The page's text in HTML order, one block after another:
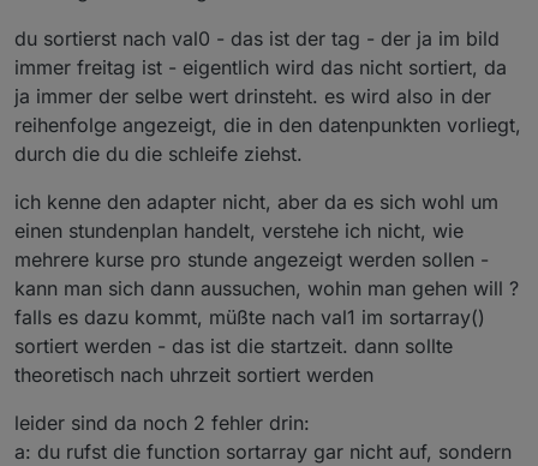
const htmlZentriert='< center> '
const htmlStart=    "<!DOCTYPE html><html lang
                   "
<style> * {  margin: 0;}
" p {padding-top: 10px;
// " div { margin: 0 auto;
" td {
" table { width: "+weite+";
"td:nth-child(1) {width:
                   "
</style></head> <body
//const htmlUeber=    "<p style =\" color:"+
const htmlTabStyle= "<table bordercolor= \""+
                      ";
font-family:"+
const htmlTabUeber1="<tr height=\ ""+
const htmlTabUeber3="</ tr>";
//NICHTS ÄNDERN - abhängig von den oben
//-----------------------------------
//hier werden die styles für die tabelle
let   htmlUberschrift=false;
let   htmlSignature=true;
const htmlFeldUeber='Stundenplan';
const htmlFarbUber="white";
const htmlSchriftWeite="normal";
const htmlÜberFontGroesse="18px";
//MEHRERE TABELLEN NEBENEINANDER
let   mehrfachTabelle=1;
const farbetrennungsLinie="white";
const htmlFarbZweiteTabelle="white";
du sortierst nach val0 - das ist der tag - der ja im bild
immer freitag ist - eigentlich wird das nicht sortiert, da
ja immer der selbe wert drinsteht. es wird also in der
reihenfolge angezeigt, die in den datenpunkten vorliegt,
durch die du die schleife ziehst.
ich kenne den adapter nicht, aber da es sich wohl um
einen stundenplan handelt, verstehe ich nicht, wie
mehrere kurse pro stunde angezeigt werden sollen -
kann man sich dann aussuchen, wohin man gehen will ?
falls es dazu kommt, müßte nach val1 im sortarray()
sortiert werden - das ist die startzeit. dann sollte
theoretisch nach uhrzeit sortiert werden
leider sind da noch 2 fehler drin:
a: du rufst die function sortarray gar nicht auf, sondern